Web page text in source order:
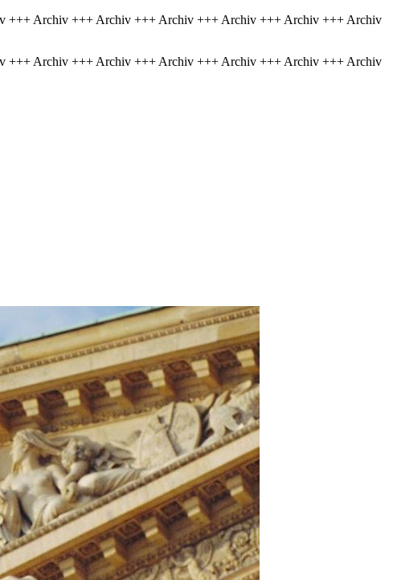
Archiv +++ Archiv +++ Archiv +++ Archiv +++ Archiv +++ Archiv
Archiv +++ Archiv +++ Archiv +++ Archiv +++ Archiv +++ Archiv